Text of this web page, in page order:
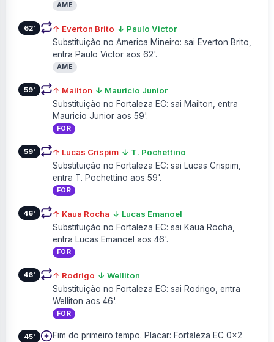
AME
62' ↑ Everton Brito ↓ Paulo Victor
Substituição no America Mineiro: sai Everton Brito,
entra Paulo Victor aos 62'.
AME
59' ↑ Mailton ↓ Mauricio Junior
Substituição no Fortaleza EC: sai Mailton, entra
Mauricio Junior aos 59'.
FOR
59' ↑ Lucas Crispim ↓ T. Pochettino
Substituição no Fortaleza EC: sai Lucas Crispim,
entra T. Pochettino aos 59'.
FOR
46' ↑ Kaua Rocha ↓ Lucas Emanoel
Substituição no Fortaleza EC: sai Kaua Rocha,
entra Lucas Emanoel aos 46'.
FOR
46' ↑ Rodrigo ↓ Welliton
Substituição no Fortaleza EC: sai Rodrigo, entra
Welliton aos 46'.
FOR
45' Fim do primeiro tempo. Placar: Fortaleza EC 0×2